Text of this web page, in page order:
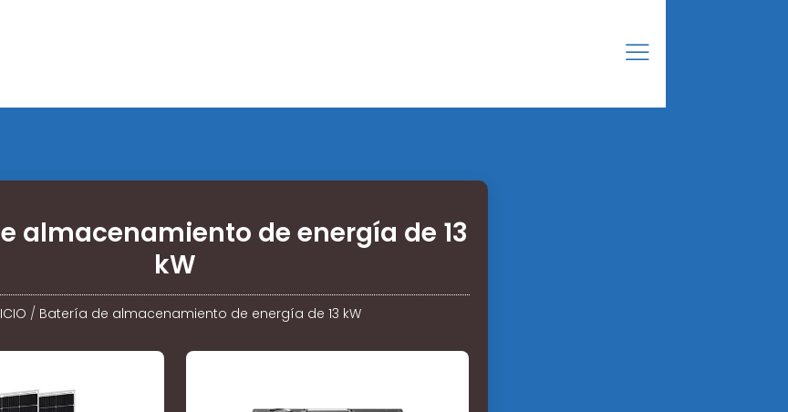
almacenamiento de energía de 13
kW
/ Batería de almacenamiento de energía de 13 kW